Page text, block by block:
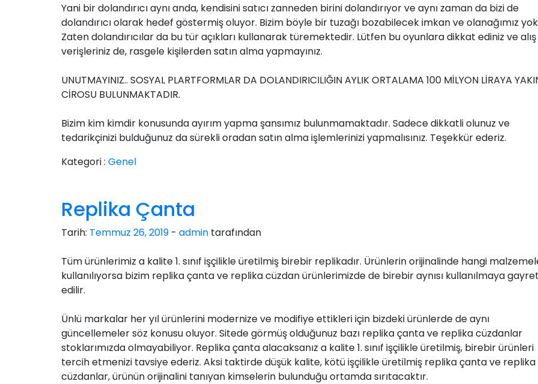
Yani bir dolandırıcı aynı anda, kendisini satıcı zanneden birini dolandırıyor ve aynı zaman da bizi de
dolandırıcı olarak hedef göstermiş oluyor. Bizim böyle bir tuzağı bozabilecek imkan ve olanağımız
Zaten dolandırıcılar da bu tür açıkları kullanarak türemektedir. Lütfen bu oyunlara dikkat ediniz ve alış
verişleriniz de, rasgele kişilerden satın alma yapmayınız.
UNUTMAYINIZ.. SOSYAL PLARTFORMLAR DA DOLANDIRICILIĞIN AYLIK ORTALAMA 100 MİLYON LİRAYA
CİROSU BULUNMAKTADIR.
Bizim kim kimdir konusunda ayırım yapma şansımız bulunmamaktadır. Sadece dikkatli olunuz ve
tedarikçinizi bulduğunuz da sürekli oradan satın alma işlemlerinizi yapmalısınız. Teşekkür ederiz.
Kategori : Genel
Replika Çanta
Tarih: Temmuz 26, 2019 - admin tarafından
Tüm ürünlerimiz a kalite 1. sınıf işçilikle üretilmiş birebir replikadır. Ürünlerin orijinalinde hangi
kullanılıyorsa bizim replika çanta ve replika cüzdan ürünlerimizde de birebir aynısı kullanılmaya
edilir.
Ünlü markalar her yıl ürünlerini modernize ve modifiye ettikleri için bizdeki ürünlerde de aynı
güncellemeler söz konusu oluyor. Sitede görmüş olduğunuz bazı replika çanta ve replika cüzdanlar
stoklarımızda olmayabiliyor. Replika çanta alacaksanız a kalite 1. sınıf işçilikle üretilmiş, birebir ürünleri
tercih etmenizi tavsiye ederiz. Aksi taktirde düşük kalite, kötü işçilikle üretilmiş replika çanta ve replika
cüzdanlar, ürünün orijinalini tanıyan kimselerin bulunduğu ortamda sırıtacaktır.